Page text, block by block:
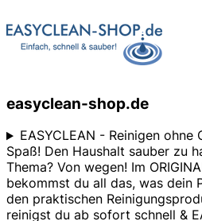
easyclean-shop.de
EASYCLEAN - Reinigen
Spaß! Den Haushalt sauber zu
Thema? Von wegen! Im
bekommst du all das, was dein
den praktischen
reinigst du ab sofort schnell &